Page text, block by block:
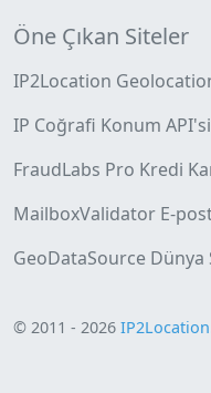
Öne Çıkan Siteler
IP2Location
IP Coğrafi Konum API'si
FraudLabs Pro Kredi
MailboxValidator E-
GeoDataSource Dünya
© 2011 - 2026